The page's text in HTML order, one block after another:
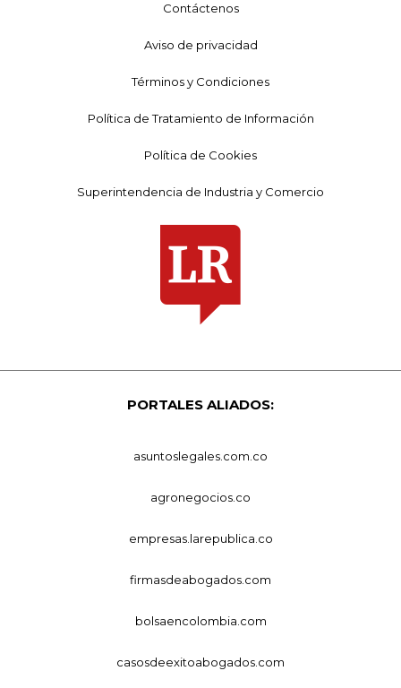
Contáctenos
Aviso de privacidad
Términos y Condiciones
Política de Tratamiento de Información
Política de Cookies
Superintendencia de Industria y Comercio
PORTALES ALIADOS:
asuntoslegales.com.co
agronegocios.co
empresas.larepublica.co
firmasdeabogados.com
bolsaencolombia.com
casosdeexitoabogados.com